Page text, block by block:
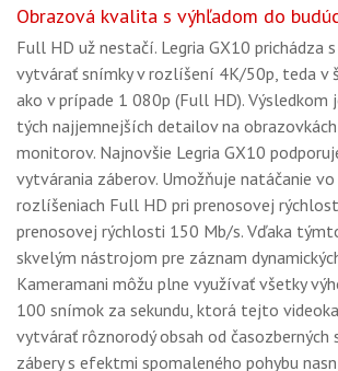
Obrazová kvalita s výhľadom do
Full HD už nestačí. Legria GX10 prichádza
vytvárať snímky v rozlíšení 4K/50p, teda v
ako v prípade 1 080p (Full HD). Výsledkom
tých najjemnejších detailov na
monitorov. Najnovšie Legria GX10
vytvárania záberov. Umožňuje natáčanie
rozlíšeniach Full HD pri prenosovej
prenosovej rýchlosti 150 Mb/s. Vďaka
skvelým nástrojom pre záznam
Kameramani môžu plne využívať všetky
100 snímok za sekundu, ktorá tejto
vytvárať rôznorodý obsah od časozberných
zábery s efektmi spomaleného pohybu